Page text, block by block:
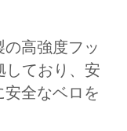
高強度フッ
しており、安
全なベロを